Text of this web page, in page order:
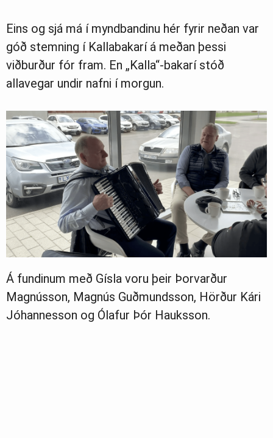
Eins og sjá má í myndbandinu hér fyrir neðan var
góð stemning í Kallabakarí á meðan þessi
viðburður fór fram. En „Kalla“-bakarí stóð
allavegar undir nafni í morgun.
Á fundinum með Gísla voru þeir Þorvarður
Magnússon, Magnús Guðmundsson, Hörður Kári
Jóhannesson og Ólafur Þór Hauksson.